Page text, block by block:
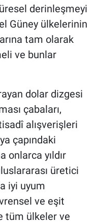
derinleşmeyi
Güney ülkelerinin
tam olarak
ve bunlar
dolar dizgesi
çabaları,
alışverişleri
çapındaki
onlarca yıldır
üretici
iyi uyum
ve eşit
tüm ülkeler ve